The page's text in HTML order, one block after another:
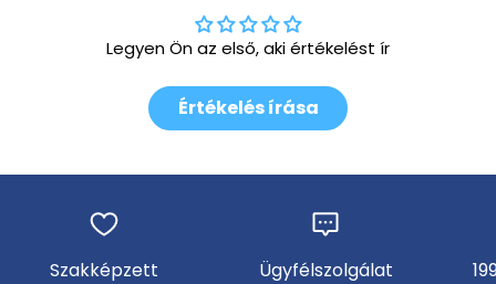
Legyen Ön az első, aki értékelést ír
Értékelés írása
Szakképzett
Ügyfélszolgálat